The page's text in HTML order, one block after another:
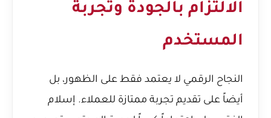
الالتزام بالجودة وتجربة
المستخدم
النجاح الرقمي لا يعتمد فقط على الظهور، بل
أيضاً على تقديم تجربة ممتازة للعملاء. إسلام